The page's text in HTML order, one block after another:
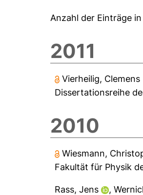
Anzahl der Einträge
2011
Vierheilig, Clemens
Dissertationsreihe
2010
Wiesmann,
Fakultät für Physik
Rass, Jens ,